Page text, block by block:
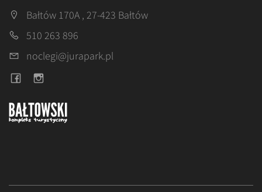
Bałtów 170A , 27-423 Bałtów
510 263 896
noclegi@jurapark.pl